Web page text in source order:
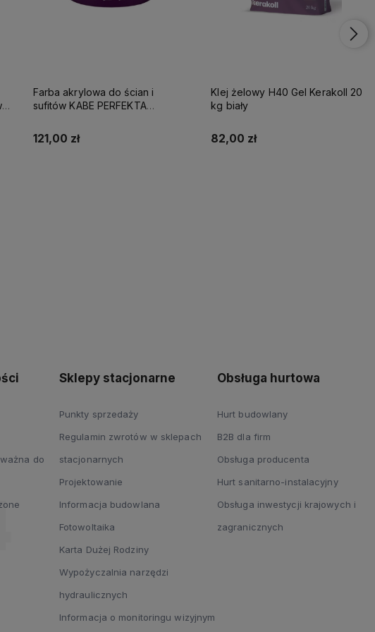
Farba akrylowa do ścian i
sufitów KABE PERFEKTA
121,00 zł
Klej żelowy H40 Gel Kerakoll 20
kg biały
82,00 zł
do
Sklepy stacjonarne
Punkty sprzedaży
Regulamin zwrotów w sklepach
stacjonarnych
Projektowanie
Informacja budowlana
Fotowoltaika
Karta Dużej Rodziny
Wypożyczalnia narzędzi
hydraulicznych
Informacja o monitoringu wizyjnym
Obsługa hurtowa
Hurt budowlany
B2B dla firm
Obsługa producenta
Hurt sanitarno-instalacyjny
Obsługa inwestycji krajowych i
zagranicznych